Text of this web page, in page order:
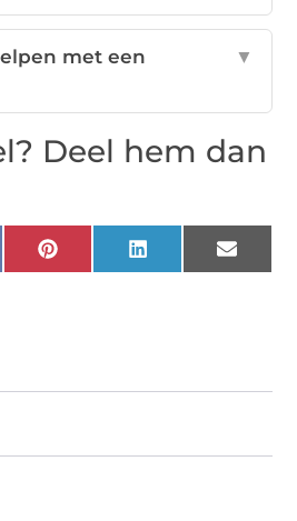
met een
▼
Deel hem dan
PinterestLinkedIn Email